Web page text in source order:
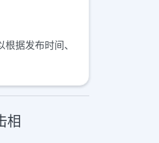
据发布时间、
相